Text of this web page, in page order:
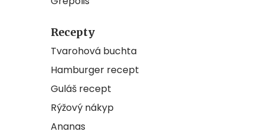
Recepty
Tvarohová buchta
Hamburger recept
Guláš recept
Rýžový nákyp
Ananas